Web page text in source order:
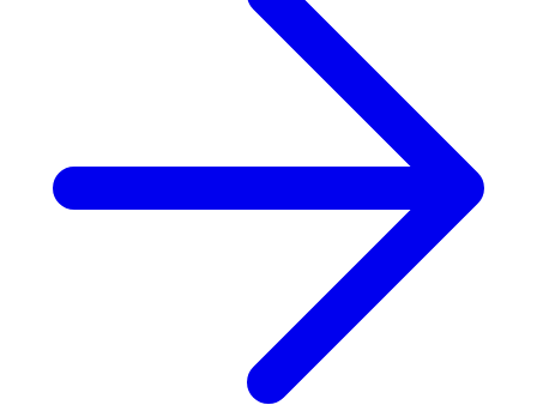
Aqua, Alcohol Denat., Butyl Methoxydibenzoylmethane,
Bis-Ethylhexyloxyphenol Methoxyphenyl Triazine,
Isopropyl Palmitate, C12-15 Alkyl Benzoate, Dibutyl
Adipate, Ethylhexyl Triazone, Butylene Glycol
Dicaprylate/Dicaprate, Cetearyl Alcohol, Distarch
Phosphate, Phenylbenzimidazole Sulfonic Acid, Glyceryl
Stearate, Tapioca Starch, Diethylamino Hydroxybenzoyl
Hexyl Benzoate, Glycerin, Glycyrrhiza Inflata Root Extract,
Tocopheryl Acetate, Hydroxypropyl Starch Phosphate,
Xanthan Gum, Cocoglycerides, Hydrogenated Coco-
Glycerides, Hydrogenated Rapeseed Oil, Sodium Stearoyl
Glutamate, Silica Dimethyl Silylate, Sodium Hydroxide,